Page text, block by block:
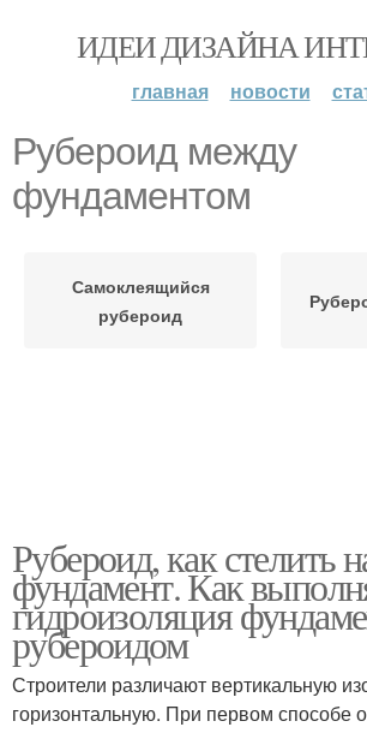
ИДЕИ ДИЗАЙНА
главная новости
Рубероид между
фундаментом
Самоклеящийся
рубероид
Рубероид, как стелить
фундамент. Как
гидроизоляция
рубероидом
Строители различают вертикальную
горизонтальную. При первом способе